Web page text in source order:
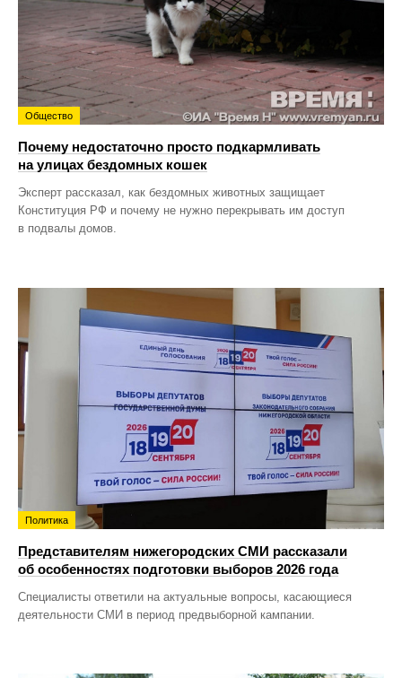
Общество
Почему недостаточно просто подкармливать
на улицах бездомных кошек
Эксперт рассказал, как бездомных животных защищает
Конституция РФ и почему не нужно перекрывать им доступ
в подвалы домов.
Политика
Представителям нижегородских СМИ рассказали
об особенностях подготовки выборов 2026 года
Специалисты ответили на актуальные вопросы, касающиеся
деятельности СМИ в период предвыборной кампании.